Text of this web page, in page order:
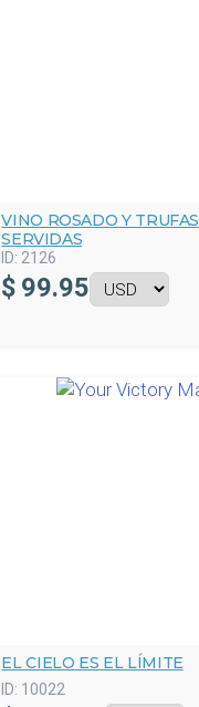
VINO ROSADO Y TRUFAS
SERVIDAS
ID: 2126
$ 99.95
EL CIELO ES EL LÍMITE
ID: 10022